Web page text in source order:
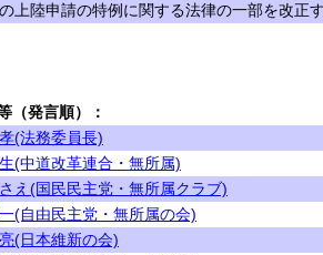
上陸申請の特例に関する法律の一部を改正
（発言順）：
(法務委員長)
(中道改革連合・無所属)
え(国民民主党・無所属クラブ)
(自由民主党・無所属の会)
(日本維新の会)